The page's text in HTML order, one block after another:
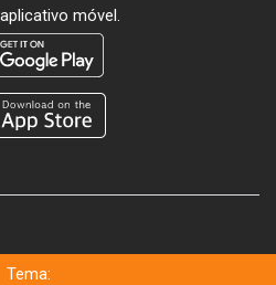
móvel.
Tema: